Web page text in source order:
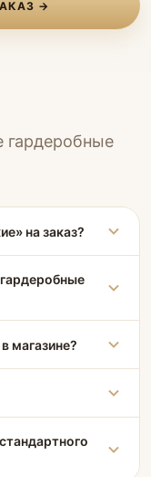
→
гардеробные
на заказ?
магазине?